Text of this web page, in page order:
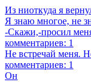
Из ниоткуда я
Я знаю многое, не
-Скажи,-просил
комментариев: 1
Не встречай меня.
комментариев: 1
Он